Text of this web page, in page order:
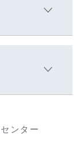
ンター